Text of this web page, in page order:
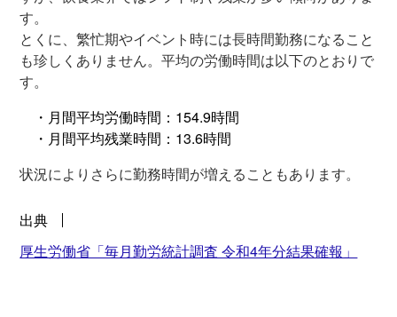
す。
とくに、繁忙期やイベント時には長時間勤務になること
も珍しくありません。平均の労働時間は以下のとおりで
す。
・月間平均労働時間：154.9時間
・月間平均残業時間：13.6時間
状況によりさらに勤務時間が増えることもあります。
出典
厚生労働省「毎月勤労統計調査 令和4年分結果確報」